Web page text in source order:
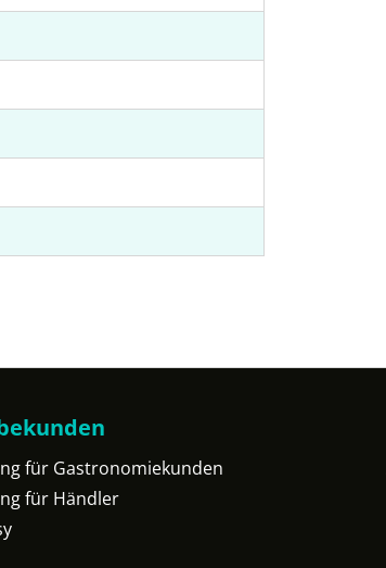
für Gastronomiekunden
für Händler